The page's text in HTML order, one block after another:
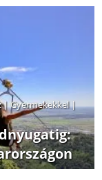
|Gyermekekkel|